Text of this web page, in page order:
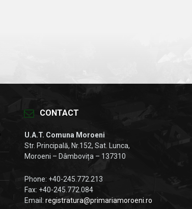
CONTACT
U.A.T. Comuna Moroeni
Str. Principală, Nr.152, Sat. Lunca,
Moroeni – Dâmbovița – 137310
Phone: +40-245.772.213
Fax: +40-245.772.084
Email:registratura@primariamoroeni.ro